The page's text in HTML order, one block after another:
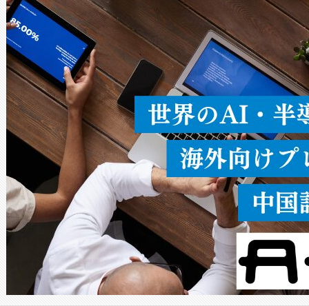
ードを切り替えて使用するこ
ることなく、単一のデバイス
うにします。遠距離まで届く
密度なスキャ […]